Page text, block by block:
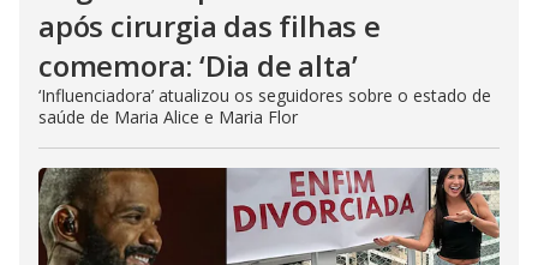
após cirurgia das filhas e
comemora: ‘Dia de alta’
‘Influenciadora’ atualizou os seguidores sobre o estado de
saúde de Maria Alice e Maria Flor